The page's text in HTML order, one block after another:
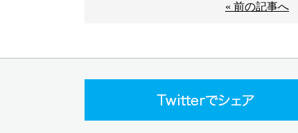
« 前の記事へ